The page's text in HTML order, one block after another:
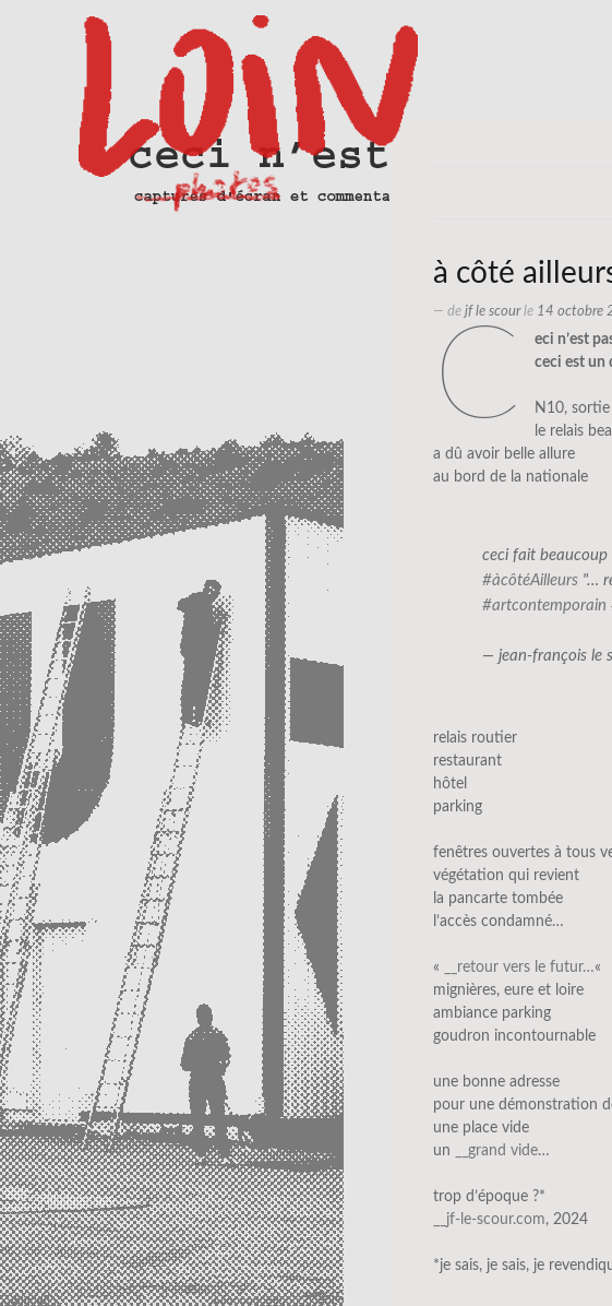
à côté
— de jf le scourle 14 octobre
c
eci n’est
ceci est un
N10,
le relais
a dû avoir belle allure
au bord de la nationale
ceci fait
#àcôtéAilleurs "…
#artcontemporain
— jean-françois le
relais routier
restaurant
hôtel
parking
fenêtres ouvertes à tous
végétation qui revient
la pancarte tombée
l’accès condamné…
« __retour vers le futur…«
mignières, eure et loire
ambiance parking
goudron incontournable
une bonne adresse
pour une démonstration
une place vide
un
__grand vide…
trop d’époque ?*
__jf-le-scour.com, 2024
*je sais, je sais, je